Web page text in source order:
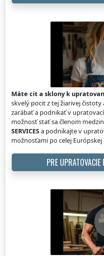
Máte cit a sklony k
skvelý pocit z tej žiarivej čistoty
zarábať a podnikať v
možnosť stať sa členom
SERVICESa podnikajte v
možnosťami po celej Európskej
PRE